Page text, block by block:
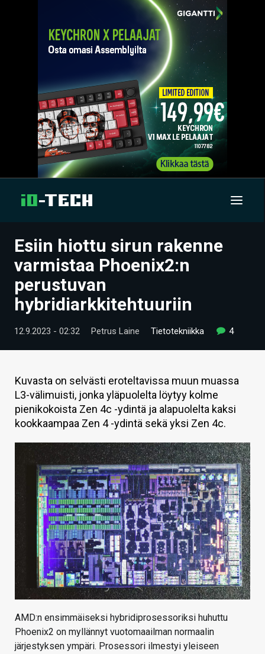
UUTISET
ARTIKKELIT
VIDEOT
TECHBBS
HINTA.FI
KAUPPA
VAIHDA TEEMA
HAKU
Esiin hiottu sirun rakenne
varmistaa Phoenix2:n
perustuvan
hybridiarkkitehtuuriin
12.9.2023 - 02:32 Petrus Laine Tietotekniikka 4
Kuvasta on selvästi eroteltavissa muun muassa
L3-välimuisti, jonka yläpuolelta löytyy kolme
pienikokoista Zen 4c -ydintä ja alapuolelta kaksi
kookkaampaa Zen 4 -ydintä sekä yksi Zen 4c.
AMD:n ensimmäiseksi hybridiprosessoriksi huhuttu
Phoenix2 on myllännyt vuotomaailman normaalin
järjestyksen ympäri. Prosessori ilmestyi yleiseen